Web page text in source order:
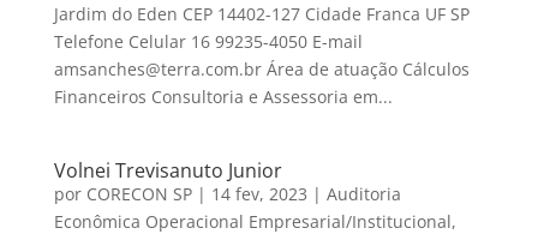
Jardim do Eden CEP 14402-127 Cidade Franca UF SP
Telefone Celular 16 99235-4050 E-mail
amsanches@terra.com.br Área de atuação Cálculos
Financeiros Consultoria e Assessoria em...
Volnei Trevisanuto Junior
por CORECON SP| 14 fev, 2023 | Auditoria
Econômica Operacional Empresarial/Institucional,